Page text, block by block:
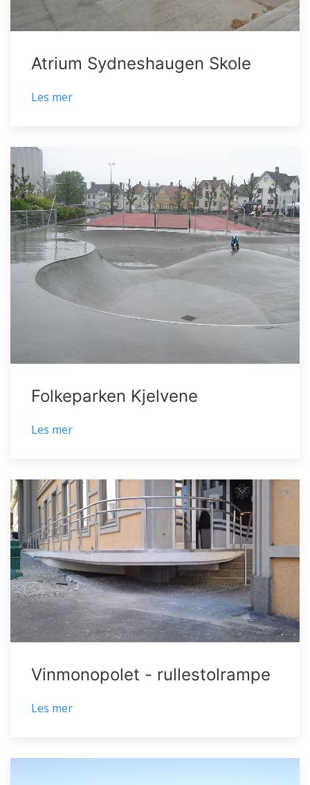
Atrium Sydneshaugen Skole
Les mer
Folkeparken Kjelvene
Les mer
Vinmonopolet - rullestolrampe
Les mer